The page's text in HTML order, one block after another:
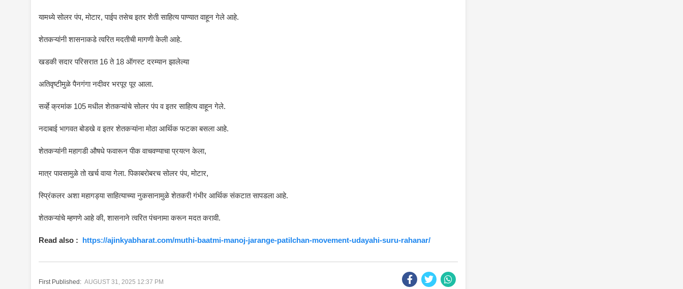
यामध्ये सोलर पंप, मोटार, पाईप तसेच इतर शेती साहित्य पाण्यात वाहून गेले आहे.
शेतकऱ्यांनी शासनाकडे त्वरित मदतीची मागणी केली आहे.
खडकी सदार परिसरात 16 ते 18 ऑगस्ट दरम्यान झालेल्या
अतिवृष्टीमुळे पैनगंगा नदीवर भरपूर पूर आला.
सर्व्हे क्रमांक 105 मधील शेतकऱ्यांचे सोलर पंप व इतर साहित्य वाहून गेले.
नदाबाई भागवत बोडखे व इतर शेतकऱ्यांना मोठा आर्थिक फटका बसला आहे.
शेतकऱ्यांनी महागडी औषधे फवारून पीक वाचवण्याचा प्रयत्न केला,
मात्र पावसामुळे तो खर्च वाया गेला. पिकाबरोबरच सोलर पंप, मोटार,
स्प्रिंकलर अशा महागड्या साहित्याच्या नुकसानामुळे शेतकरी गंभीर आर्थिक संकटात सापडला आहे.
शेतकऱ्यांचे म्हणणे आहे की, शासनाने त्वरित पंचनामा करून मदत करावी.
Read also : https://ajinkyabharat.com/muthi-baatmi-manoj-jarange-patilchan-movement-udayahi-suru-rahanar/
First Published: AUGUST 31, 2025 12:37 PM